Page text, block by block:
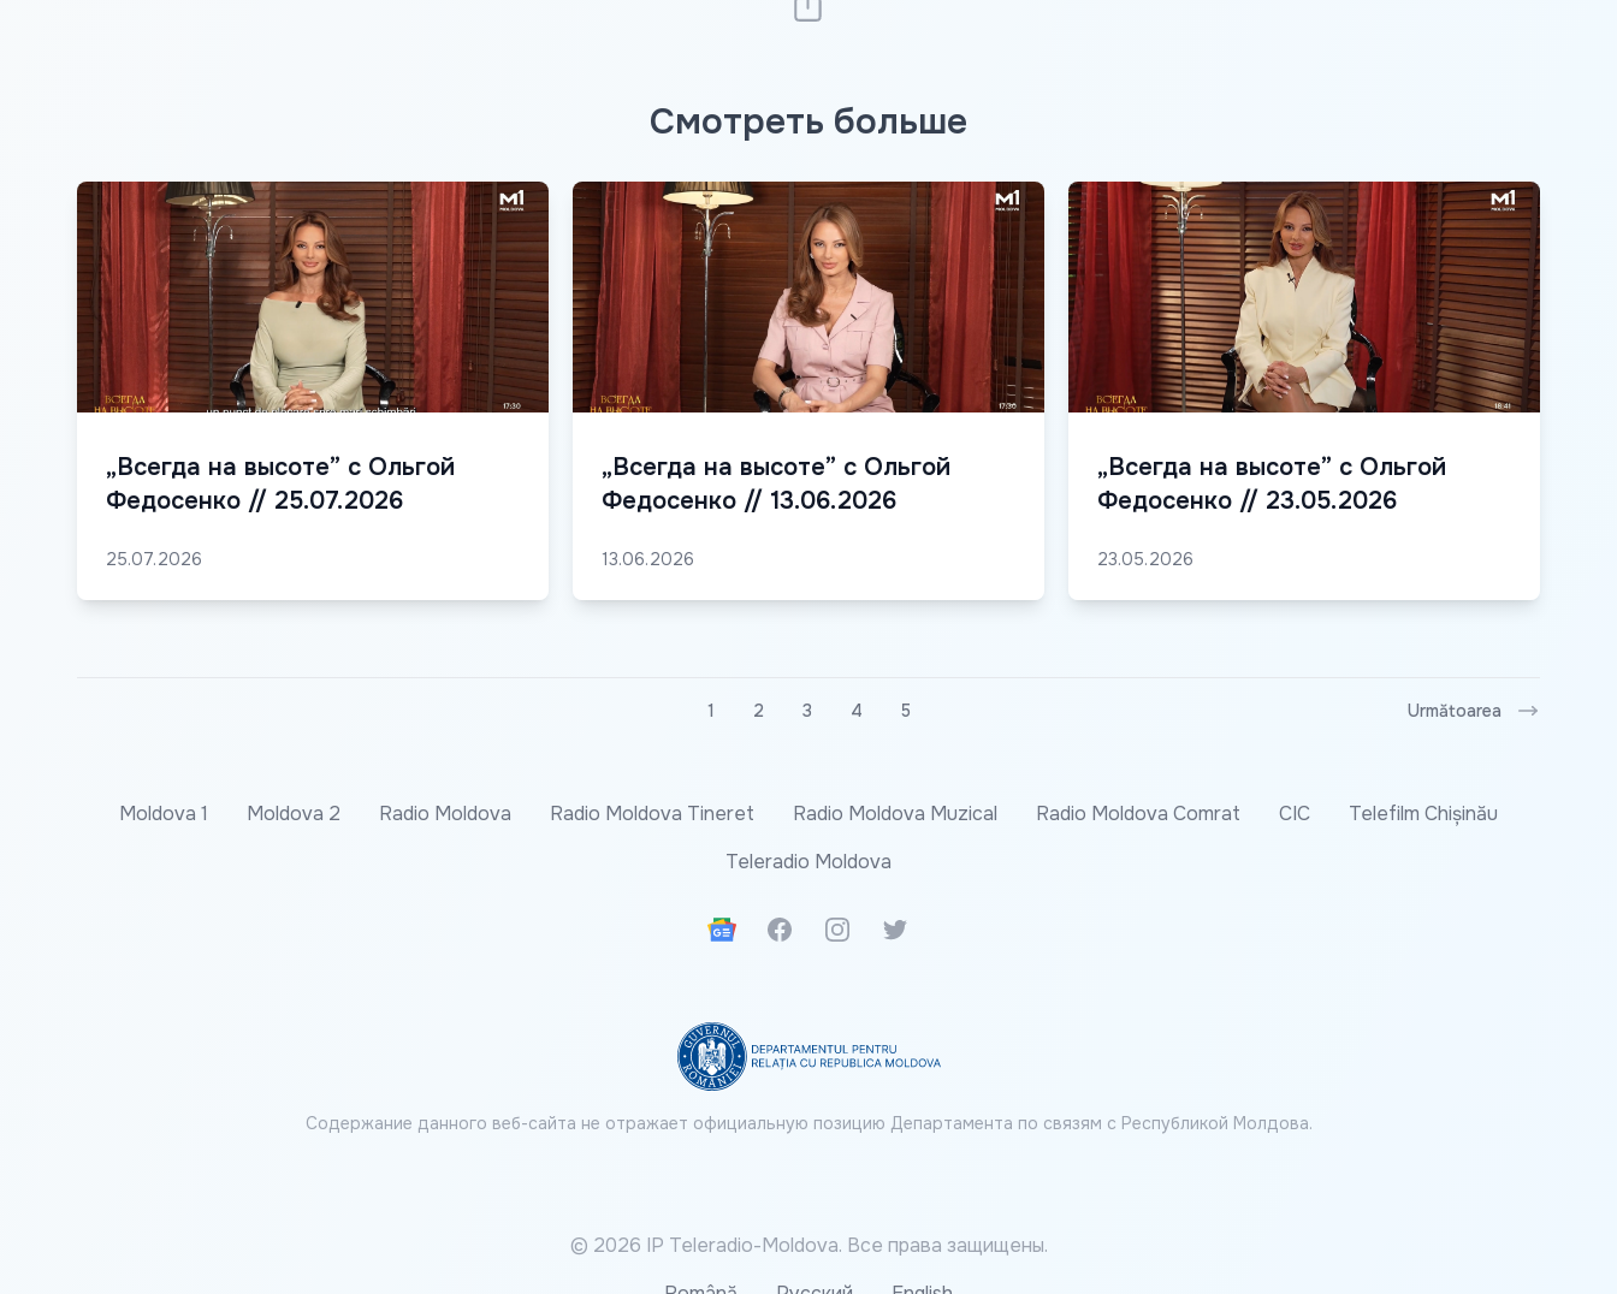
Смотреть больше
„Всегда на высоте” с Ольгой
Федосенко // 25.07.2026
25.07.2026
„Всегда на высоте” с Ольгой
Федосенко // 13.06.2026
13.06.2026
„Всегда на высоте” с Ольгой
Федосенко // 23.05.2026
23.05.2026
1 2 3 4 5 Următoarea
Moldova 1 Moldova 2 Radio Moldova Radio Moldova Tineret Radio Moldova Muzical Radio Moldova Comrat CIC
Telefilm Chișinău
Teleradio Moldova
Google News
FacebookInstagramTwitter
Содержание данного веб-сайта не отражает официальную позицию Департамента по связям с Республикой Молдова.
© 2026 IP Teleradio-Moldova. Все права защищены.